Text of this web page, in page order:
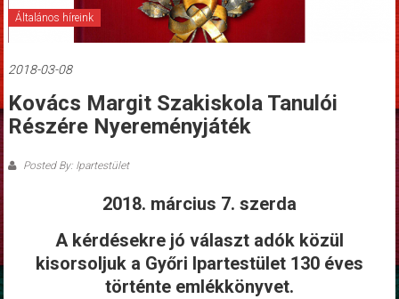
Általános híreink
2018-03-08
Kovács Margit Szakiskola Tanulói
Részére Nyereményjáték
Posted By: Ipartestület
2018. március 7. szerda
A kérdésekre jó választ adók közül
kisorsoljuk a Győri Ipartestület 130 éves
történte emlékkönyvet.